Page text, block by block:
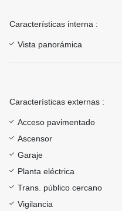
Características interna :
Vista panorámica
Características externas :
Acceso pavimentado
Ascensor
Garaje
Planta eléctrica
Trans. público cercano
Vigilancia